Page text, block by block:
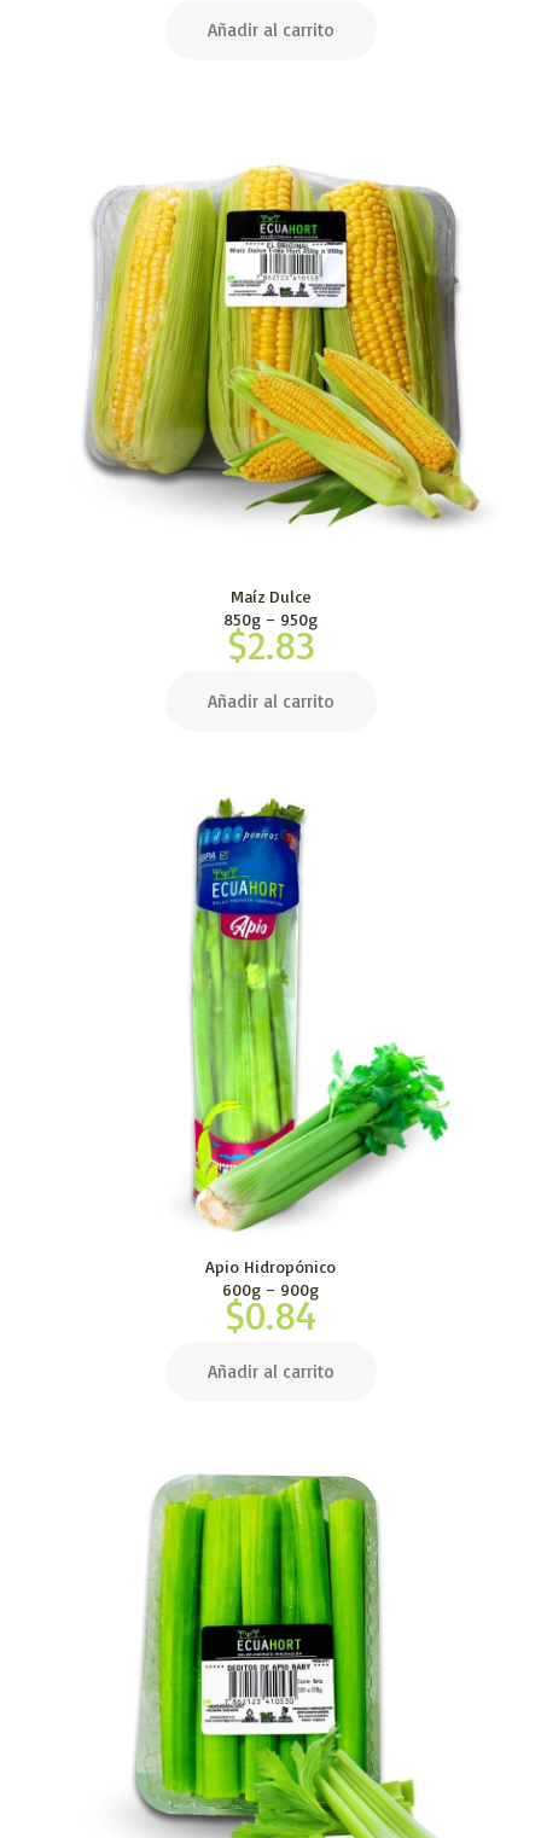
Añadir al carrito
Maíz Dulce
850g – 950g
$2.83
Añadir al carrito
Apio Hidropónico
600g – 900g
$0.84
Añadir al carrito